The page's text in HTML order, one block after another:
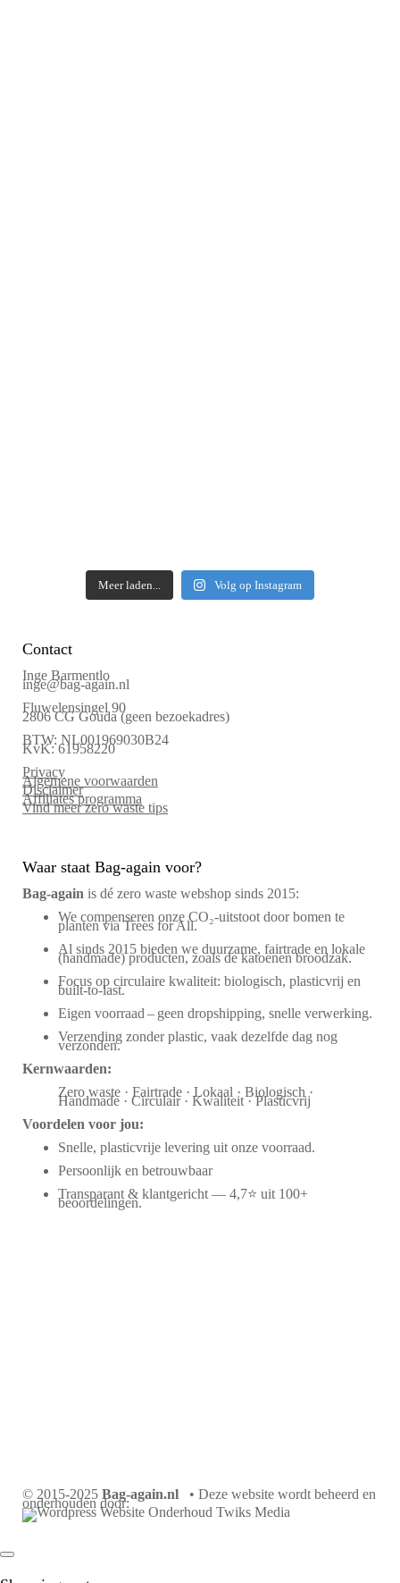
Meer laden... Volg op Instagram
Contact
Inge Barmentlo
inge@bag-again.nl
Fluwelensingel 90
2806 CG Gouda (geen bezoekadres)
BTW: NL001969030B24
KvK: 61958220
Privacy
Algemene voorwaarden
Disclaimer
Affiliates programma
Vind meer zero waste tips
Waar staat Bag-again voor?
Bag‑again is dé zero waste webshop sinds 2015:
We compenseren onze CO₂-uitstoot door bomen te
planten via Trees for All.
Al sinds 2015 bieden we duurzame, fairtrade en lokale
(handmade) producten, zoals de katoenen broodzak.
Focus op circulaire kwaliteit: biologisch, plasticvrij en
built-to-last.
Eigen voorraad – geen dropshipping, snelle verwerking.
Verzending zonder plastic, vaak dezelfde dag nog
verzonden.
Kernwaarden:
Zero waste · Fairtrade · Lokaal · Biologisch ·
Handmade · Circulair · Kwaliteit · Plasticvrij
Voordelen voor jou:
Snelle, plasticvrije levering uit onze voorraad.
Persoonlijk en betrouwbaar
Transparant & klantgericht — 4,7⭐ uit 100+
beoordelingen.
© 2015-2025 Bag-again.nl • Deze website wordt beheerd en
onderhouden door: